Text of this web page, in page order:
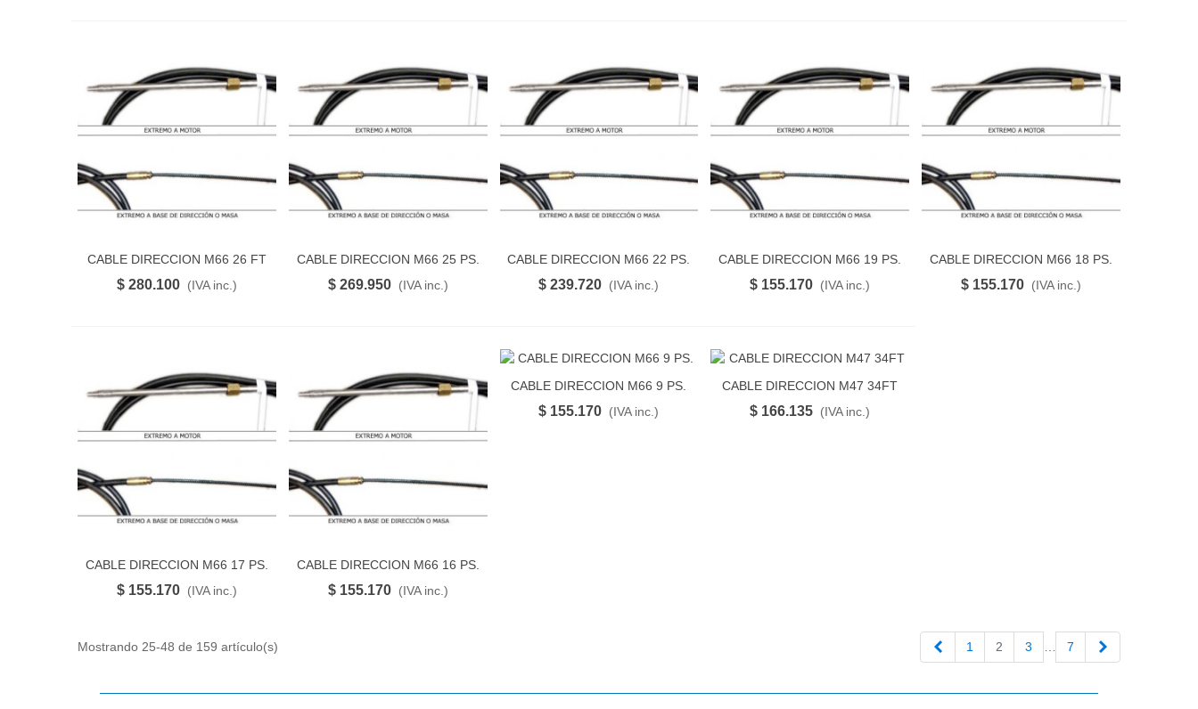
FAVORITO
CABLE DIRECCION M66 26 FT
$ 280.100 (IVA inc.)
FAVORITO
CABLE DIRECCION M66 25 PS.
$ 269.950 (IVA inc.)
FAVORITO
CABLE DIRECCION M66 22 PS.
$ 239.720 (IVA inc.)
FAVORITO
CABLE DIRECCION M66 19 PS.
$ 155.170 (IVA inc.)
FAVORITO
CABLE DIRECCION M66 18 PS.
$ 155.170 (IVA inc.)
FAVORITO
CABLE DIRECCION M66 17 PS.
$ 155.170 (IVA inc.)
FAVORITO
CABLE DIRECCION M66 16 PS.
$ 155.170 (IVA inc.)
FAVORITO
CABLE DIRECCION M66 9 PS.
$ 155.170 (IVA inc.)
FAVORITO
CABLE DIRECCION M47 34FT
$ 166.135 (IVA inc.)
Mostrando 25-48 de 159 artículo(s) Anterior
1 2 3 7